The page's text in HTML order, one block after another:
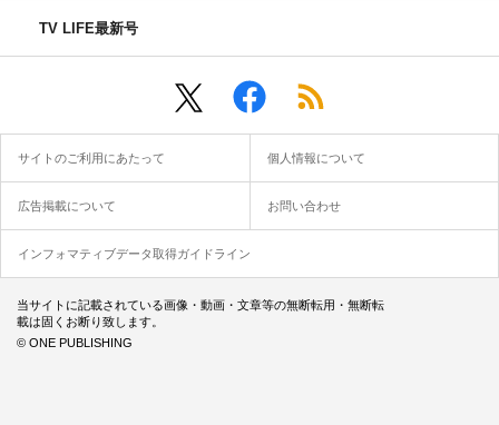
TV LIFE最新号
サイトのご利用にあたって 個人情報について
広告掲載について お問い合わせ
インフォマティブデータ取得ガイドライン
当サイトに記載されている画像・動画・文章等の無断転用・無断転
載は固くお断り致します。
© ONE PUBLISHING